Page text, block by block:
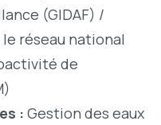
(GIDAF) /
réseau national
de
: Gestion des eaux